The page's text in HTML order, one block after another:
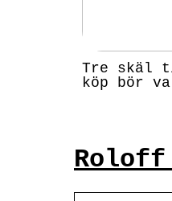
Tre skäl
köp bör
Roloff